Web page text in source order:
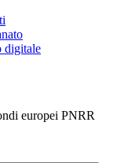
digitale
europei PNRR